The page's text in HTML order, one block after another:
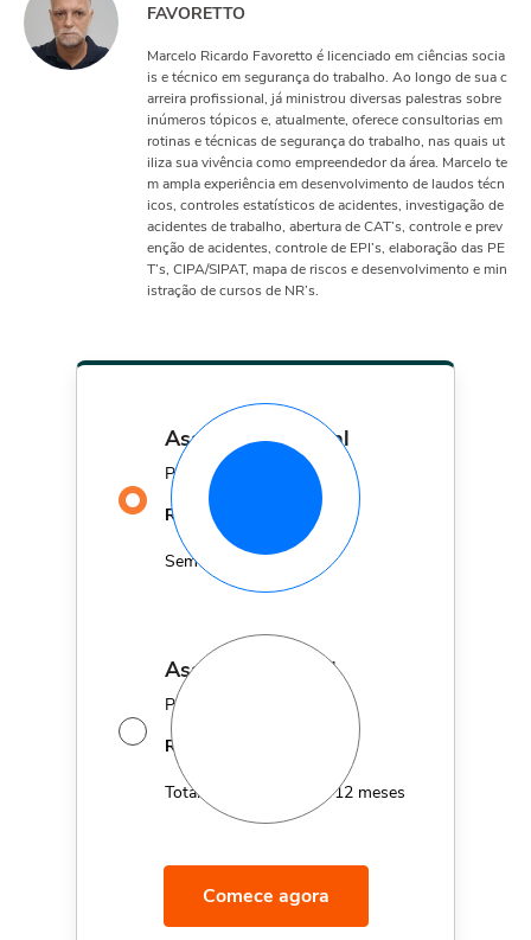
FAVORETTO
Marcelo Ricardo Favoretto é licenciado em ciências socia
is e técnico em segurança do trabalho. Ao longo de sua c
arreira profissional, já ministrou diversas palestras sobre
inúmeros tópicos e, atualmente, oferece consultorias em
rotinas e técnicas de segurança do trabalho, nas quais ut
iliza sua vivência como empreendedor da área. Marcelo te
m ampla experiência em desenvolvimento de laudos técn
icos, controles estatísticos de acidentes, investigação de
acidentes de trabalho, abertura de CAT’s, controle e prev
enção de acidentes, controle de EPI’s, elaboração das PE
T’s, CIPA/SIPAT, mapa de riscos e desenvolvimento e min
istração de cursos de NR’s.
assinatura mensal
Por apenas
R$
29,90 MÊS
Sem fidelidade
assinatura anual
Por apenas 12x de
R$
MÊS
Total de R$179,40 por 12 meses
Comece agora